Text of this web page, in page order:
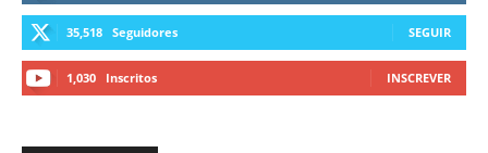
35,518 Seguidores SEGUIR
1,030 Inscritos INSCREVER